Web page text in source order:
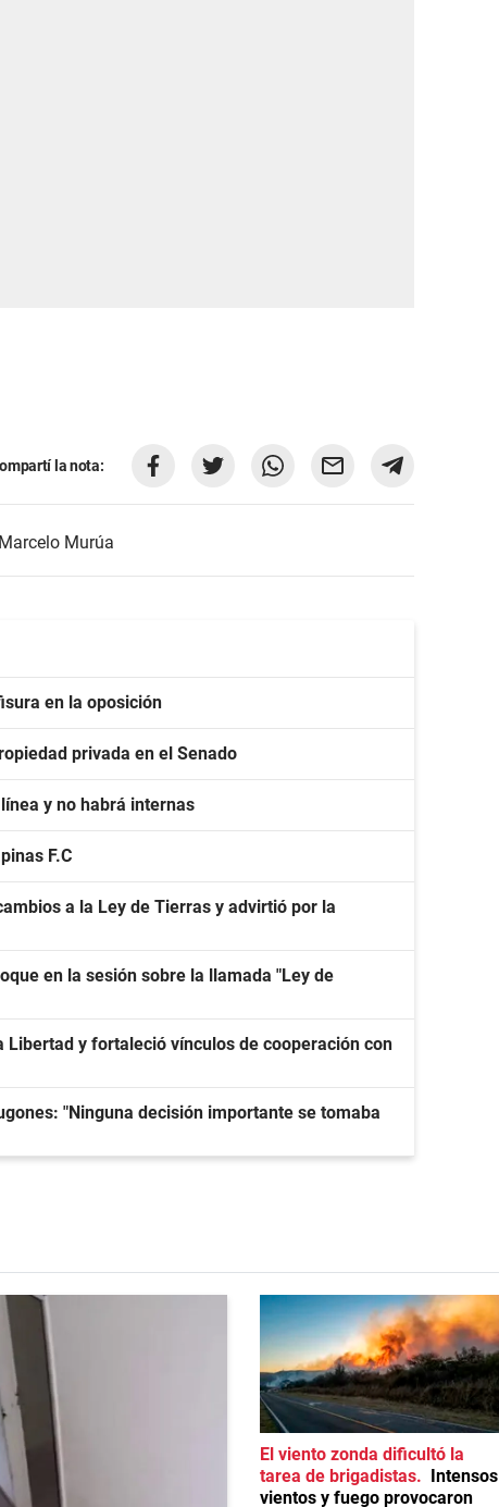
la nota:
Murúa
en la oposición
privada en el Senado
y no habrá internas
F.C
a la Ley de Tierras y advirtió por la
en la sesión sobre la llamada "Ley de
Libertad y fortaleció vínculos de cooperación con
"Ninguna decisión importante se tomaba
El viento zonda dificultó la
tarea de brigadistas
Intensos
vientos y fuego provocaron